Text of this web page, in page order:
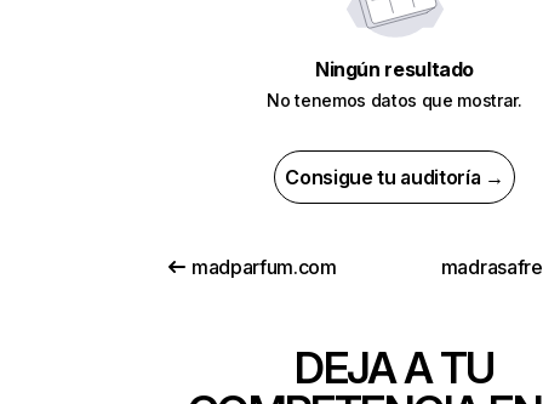
Ningún resultado
No tenemos datos que mostrar.
Consigue tu auditoría →
madparfum.com
DEJA A TU